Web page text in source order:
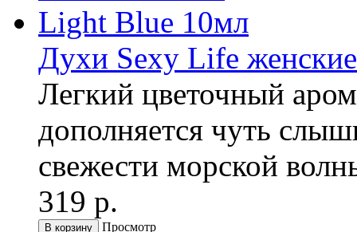
Духи Sexy Life
Легкий цветочный
дополняется чуть
свежести морской
319 р.
Просмотр